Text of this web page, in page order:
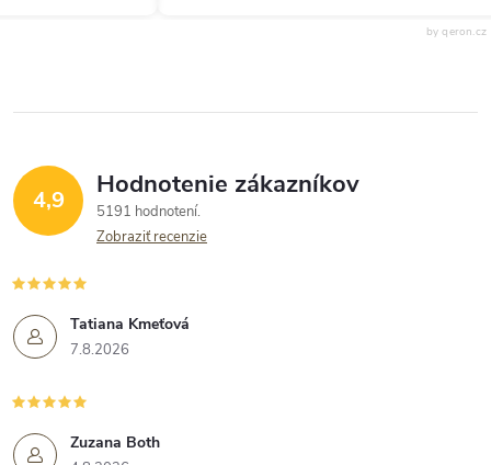
by qeron.cz
4,9 Hodnotenie zákazníkov
5191 hodnotení
Zobraziť recenzie
Tatiana Kmeťová
7.8.2026
Zuzana Both